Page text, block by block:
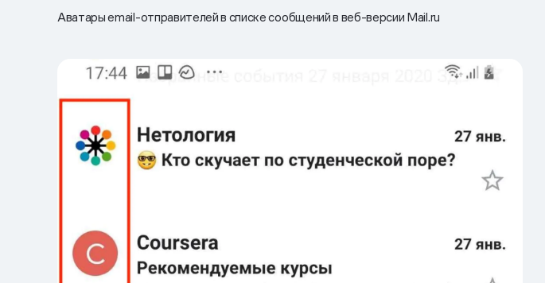
Аватары email-отправителей в списке сообщений в веб-версии Mail.ru